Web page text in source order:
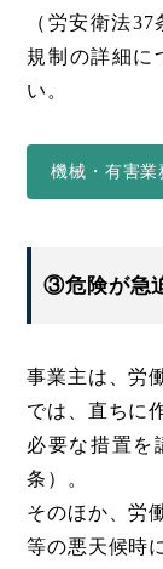
（労安衛法
規制の詳細に
い。
機械・有害業
③危険が急
事業主は、労
では、直ちに
必要な措置を
条）。
そのほか、労
等の悪天候時